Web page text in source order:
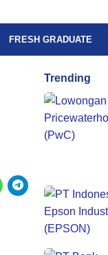
FRESH GRADUATE
Trending